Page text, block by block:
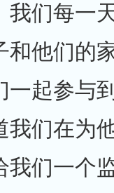
我们每一
和他们的
一起参与
我们在为
我们一个